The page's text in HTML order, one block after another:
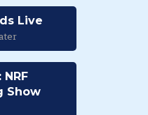
Live
Show